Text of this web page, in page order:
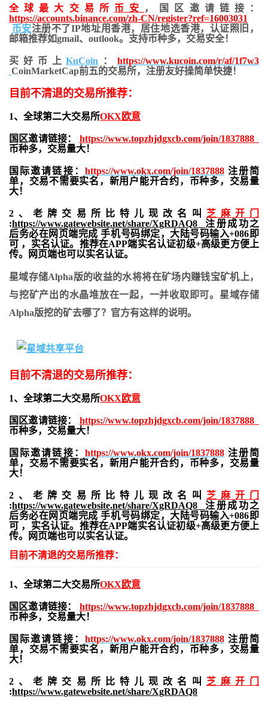
全球最大交易所 币安
，国区邀请链接：
https://accounts.binance.com/zh-CN/register?ref=16003031
币安注册不了IP地址用香港，居住地选香港，认证照旧，
邮箱推荐如gmail、outlook。支持币种多，交易安全！
买好币上KuCoin ：https://www.kucoin.com/r/af/1f7w3
CoinMarketCap前五的交易所，注册友好操简单快捷！
目前不清退的交易所推荐：
1、全球第二大交易所OKX欧意
国区邀请链接： https://www.topzhjdgxcb.com/join/1837888
币种多，交易量大！
国际邀请链接： https://www.okx.com/join/1837888注册简
单，交易不需要实名，新用户能开合约， 币种多，交易量
大！
2、老牌交易所比特儿现改名叫 芝麻开门
:https://www.gatewebsite.net/share/XgRDAQ8 注册成功之
后务必在网页端完成 手机号码绑定，大陆号码输入+086即
可 ，实名认证。推荐在APP端实名认证初级+高级更方便上
传。网页端也可以实名认证。
星域存储Alpha版的收益的水将将在矿场内赚钱宝矿机上，
与挖矿产出的水晶堆放在一起，一并收取即可。星域存储
Alpha版挖的矿去哪了？官方有这样的说明。
目前不清退的交易所推荐：
1、全球第二大交易所OKX欧意
国区邀请链接： https://www.topzhjdgxcb.com/join/1837888
币种多，交易量大！
国际邀请链接： https://www.okx.com/join/1837888注册简
单，交易不需要实名，新用户能开合约， 币种多，交易量
大！
2、老牌交易所比特儿现改名叫 芝麻开门
:https://www.gatewebsite.net/share/XgRDAQ8 注册成功之
后务必在网页端完成 手机号码绑定，大陆号码输入+086即
可 ，实名认证。推荐在APP端实名认证初级+高级更方便上
传。网页端也可以实名认证。
目前不清退的交易所推荐：
1、全球第二大交易所OKX欧意
国区邀请链接： https://www.topzhjdgxcb.com/join/1837888
币种多，交易量大！
国际邀请链接： https://www.okx.com/join/1837888注册简
单，交易不需要实名，新用户能开合约， 币种多，交易量
大！
2、老牌交易所比特儿现改名叫 芝麻开门
:https://www.gatewebsite.net/share/XgRDAQ8